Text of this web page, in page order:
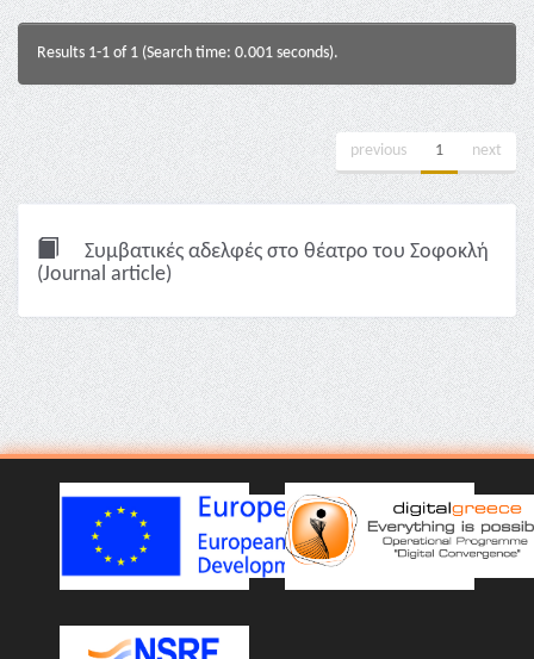
Results 1-1 of 1 (Search time: 0.001 seconds).
previous 1 next
Συμβατικές αδελφές στο θέατρο του Σοφοκλή
(Journal article)